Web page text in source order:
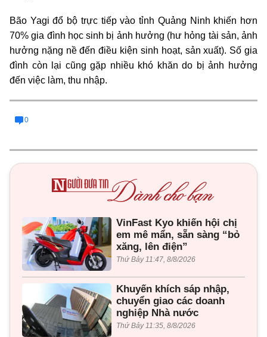
Bão Yagi đổ bộ trực tiếp vào tỉnh Quảng Ninh khiến hơn
70% gia đình học sinh bị ảnh hưởng (hư hỏng tài sản, ảnh
hưởng nặng nề đến điều kiện sinh hoạt, sản xuất). Số gia
đình còn lại cũng gặp nhiều khó khăn do bị ảnh hưởng
đến việc làm, thu nhập.
0
VinFast Kyo khiến hội chị
em mê mẩn, sẵn sàng “bỏ
xăng, lên điện”
Thứ Bảy 11:47, 8/8/2026
Khuyến khích sáp nhập,
chuyển giao các doanh
nghiệp Nhà nước
Thứ Bảy 11:35, 8/8/2026